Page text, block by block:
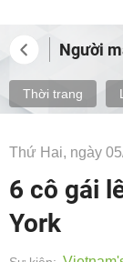
Người
Thời trang
Thứ Hai, ngày
6 cô gái
York